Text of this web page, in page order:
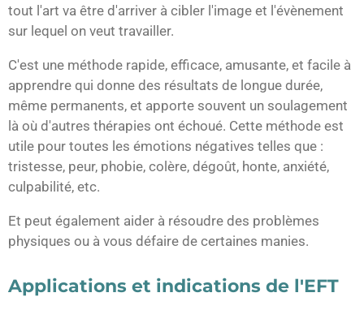
tout l'art va être d'arriver à cibler l'image et l'évènement
sur lequel on veut travailler.
C'est une méthode rapide, efficace, amusante, et facile à
apprendre qui donne des résultats de longue durée,
même permanents, et apporte souvent un soulagement
là où d'autres thérapies ont échoué. Cette méthode est
utile pour toutes les émotions négatives telles que :
tristesse, peur, phobie, colère, dégoût, honte, anxiété,
culpabilité, etc.
Et peut également aider à résoudre des problèmes
physiques ou à vous défaire de certaines manies.
Applications et indications de l'EFT